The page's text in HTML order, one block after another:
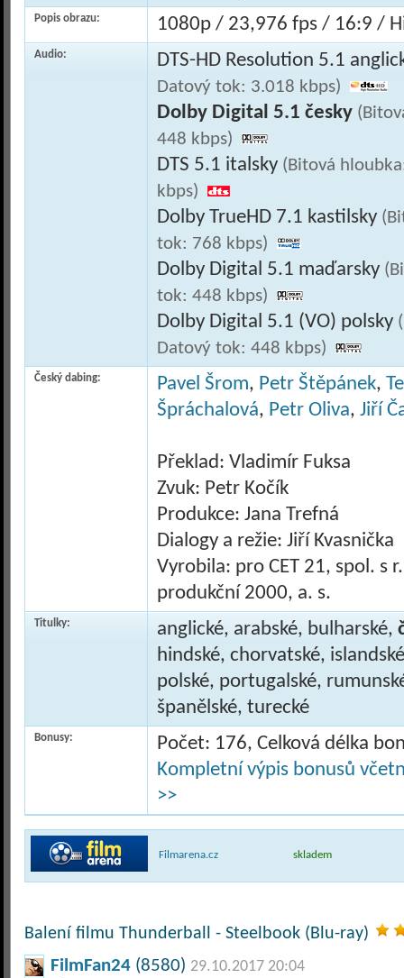
Popis obrazu: 1080p / 23,976 fps / 16:9 /
Audio: DTS-HD Resolution 5.1
Datový tok: 3.018 kbps)
Dolby Digital 5.1 česky
448 kbps)
DTS 5.1 italsky (Bitová
kbps)
Dolby TrueHD 7.1 kastilsky
tok: 768 kbps)
Dolby Digital 5.1 maďarsky
tok: 448 kbps)
Dolby Digital 5.1 (VO) polsky
Datový tok: 448 kbps)
Český dabing: Pavel Šrom, Petr Štěpánek,
Špráchalová, Petr Oliva, Jiří
Překlad: Vladimír Fuksa
Zvuk: Petr Kočík
Produkce: Jana Trefná
Dialogy a režie: Jiří Kvasnička
Vyrobila: pro CET 21, spol. s
produkční 2000, a. s.
Titulky: anglické, arabské, bulharské,
hindské, chorvatské,
polské, portugalské,
španělské, turecké
Bonusy:
Počet: 176, Celková délka
Kompletní výpis bonusů
>>
Filmarena.cz skladem
Balení filmu Thunderball - Steelbook (Blu-ray)
FilmFan24 (8580) 29.10.2017 20:04